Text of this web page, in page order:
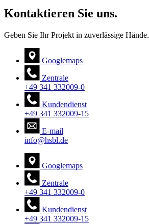
Kontaktieren Sie uns.
Geben Sie Ihr Projekt in zuverlässige Hände.
Googlemaps
Zentrale
+49 341 332009-0
Kundendienst
+49 341 332009-15
E-mail
info@hsbl.de
Googlemaps
Zentrale
+49 341 332009-0
Kundendienst
+49 341 332009-15